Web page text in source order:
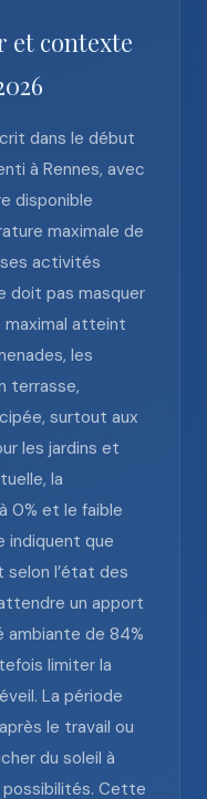
et contexte
dans le début
à Rennes, avec
disponible
maximale de
activités
doit pas masquer
maximal atteint
les
terrasse,
surtout aux
les jardins et
la
0% et le faible
indiquent que
selon l’état des
un apport
ambiante de 84%
limiter la
La période
le travail ou
du soleil à
Cette